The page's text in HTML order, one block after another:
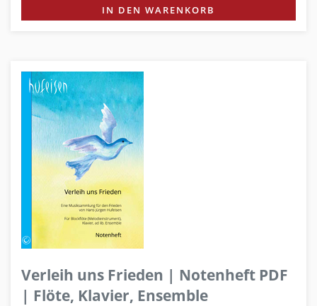
IN DEN WARENKORB
Verleih uns Frieden | Notenheft PDF
| Flöte, Klavier, Ensemble